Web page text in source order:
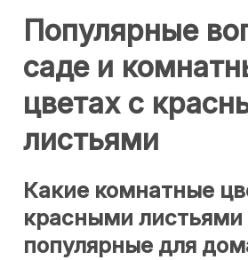
Популярные
саде и
цветах с
листьями
Какие комнатные
красными
популярные для